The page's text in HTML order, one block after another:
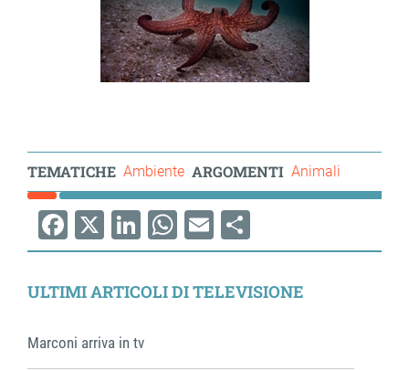
TEMATICHE Ambiente ARGOMENTI Animali
Facebook
X LinkedIn
WhatsApp
EmailShare
ULTIMI ARTICOLI DI TELEVISIONE
Marconi arriva in tv